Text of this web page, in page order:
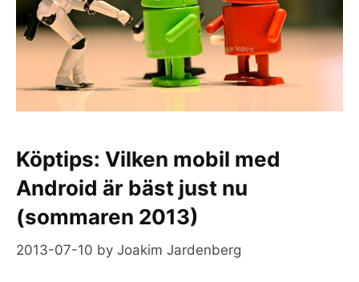
Köptips: Vilken mobil med
Android är bäst just nu
(sommaren 2013)
2013-07-10 by Joakim Jardenberg